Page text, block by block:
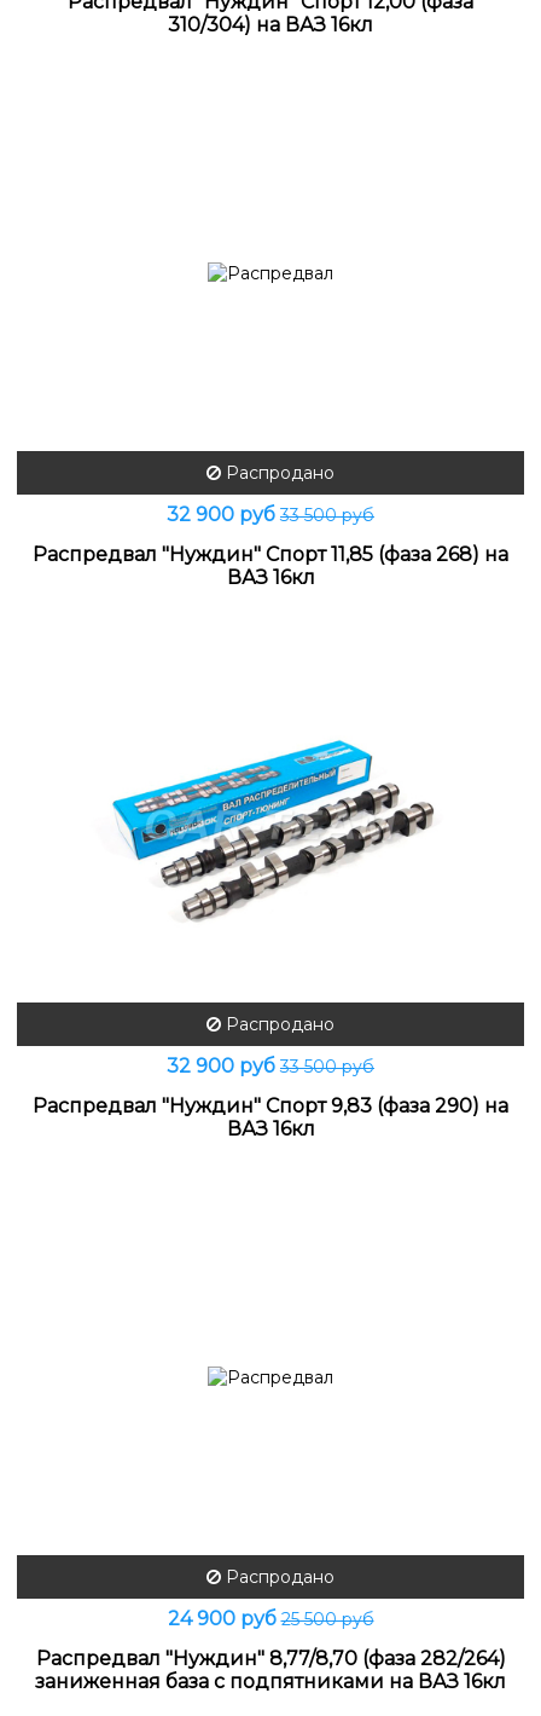
310/304) на ВАЗ 16кл
Распродано
32 900 руб33 500 руб
Распредвал "Нуждин" Спорт 11,85 (фаза 268) на
ВАЗ 16кл
Распродано
32 900 руб33 500 руб
Распредвал "Нуждин" Спорт 9,83 (фаза 290) на
ВАЗ 16кл
Распродано
24 900 руб25 500 руб
Распредвал "Нуждин" 8,77/8,70 (фаза 282/264)
заниженная база с подпятниками на ВАЗ 16кл